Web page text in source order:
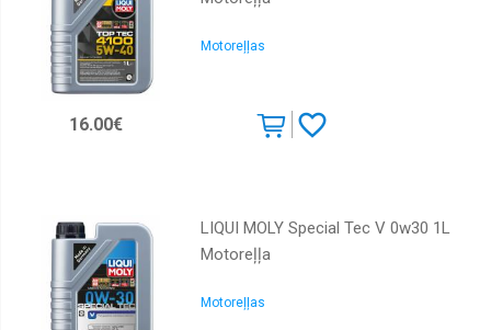
Motoreļļas
16.00€
LIQUI MOLY Special Tec V 0w30 1L
Motoreļļa
Motoreļļas